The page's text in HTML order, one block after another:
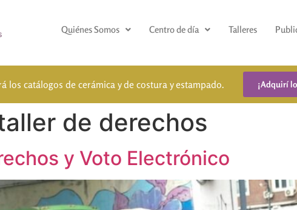
Quiénes Somos Centro de día Talleres
los catálogos de cerámica y de costura y estampado. ¡Adquirí
de derechos
y Voto Electrónico